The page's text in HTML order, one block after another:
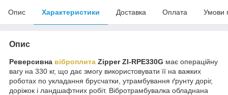
Опис Характеристики Доставка Оплата Умови
Опис
Реверсивна віброплита Zipper ZI-RPE330G має операційну
вагу на 330 кг, що дає змогу використовувати її на важких
роботах по укладання брусчатки, утрамбування ґрунту доріг,
доріжок і ландшафтних робіт. Вібротрамбувалка обладнана